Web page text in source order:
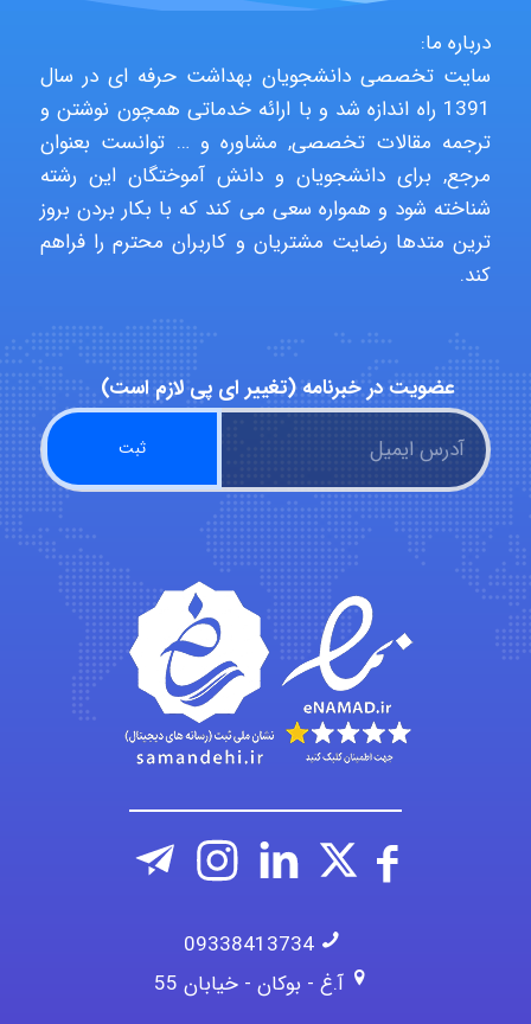
abolfazlkoshehe
A.balandeh
fatima
Jafar Tym
aghajari vahid
Poubakhtiari
Alirez0990
درباره ما:
سایت تخصصی دانشجویان بهداشت حرفه ای در سال
1391 راه اندازه شد و با ارائه خدماتی همچون نوشتن و
ترجمه مقالات تخصصی, مشاوره و … توانست بعنوان
مرجع, برای دانشجویان و دانش آموختگان این رشته
شناخته شود و همواره سعی می کند که با بکار بردن بروز
ترین متدها رضایت مشتریان و کاربران محترم را فراهم
کند.
عضویت در خبرنامه (تغییر ای پی لازم است)
09338413734
آ.غ - بوکان - خیابان 55